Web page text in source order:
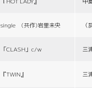
single (共作)岩里未央
「CLASH」c/w 三
『TWIN』 三